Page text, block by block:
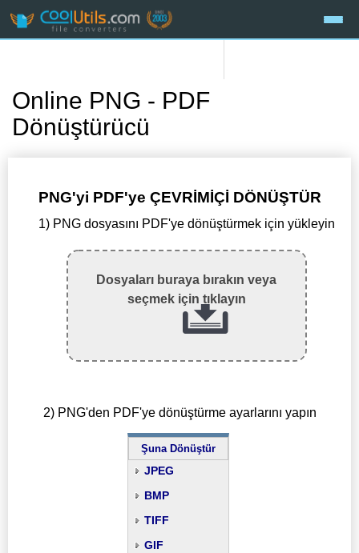
Online PNG - PDF
Dönüştürücü
PNG'yi PDF'ye ÇEVRİMİÇİ DÖNÜŞTÜR
1) PNG dosyasını PDF'ye dönüştürmek için yükleyin
Dosyaları buraya bırakın veya
seçmek için tıklayın
2) PNG'den PDF'ye dönüştürme ayarlarını yapın
Şuna Dönüştür
JPEG
BMP
TIFF
GIF